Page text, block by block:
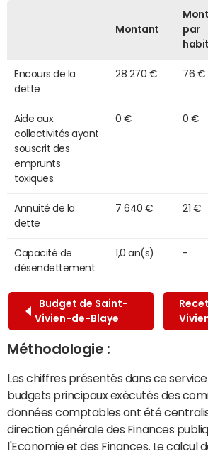
Montant
par
Encours de la
dette
28 270 € 76 €
Aide aux
collectivités ayant
souscrit des
emprunts
toxiques
0 € 0 €
Annuité de la
dette
7 640 € 21 €
Capacité de
désendettement
1,0 an(s) -
Budget de Saint-
Vivien-de-Blaye
Méthodologie :
Les chiffres présentés dans ce
budgets principaux exécutés des
données comptables ont été
direction générale des Finances
l'Economie et des Finances. Le calcul